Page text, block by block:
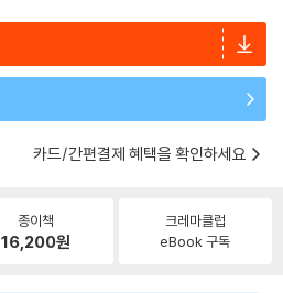
카드/간편결제 혜택을 확인하세요
종이책
16,200원
크레마클럽
eBook 구독